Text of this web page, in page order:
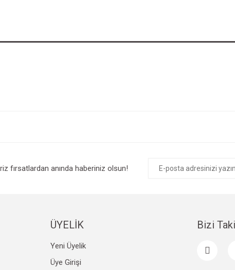
fırsatlardan anında haberiniz olsun!
ÜYELİK
Yeni Üyelik
Üye Girişi
Bizi